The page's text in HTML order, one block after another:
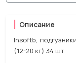
Описание
Insoftb,
(12-20 кг) 34 шт